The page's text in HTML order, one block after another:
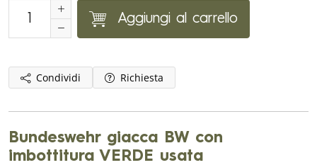
Aggiungi al carrello
Condividi Richiesta
Bundeswehr giacca BW con
imbottitura VERDE usata